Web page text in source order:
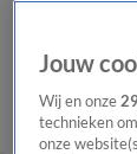
Jouw
Wij en onze29
technieken
onze